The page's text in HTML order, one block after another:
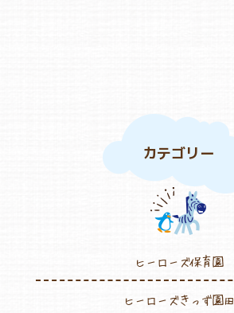
ヒーローズ保育園
ヒーローズきっず園田
ヒーローズにしのみや保育園
キッズ１ハート旭保育所
カテゴリー
ヒーローズ保育園
ヒーローズきっず園田